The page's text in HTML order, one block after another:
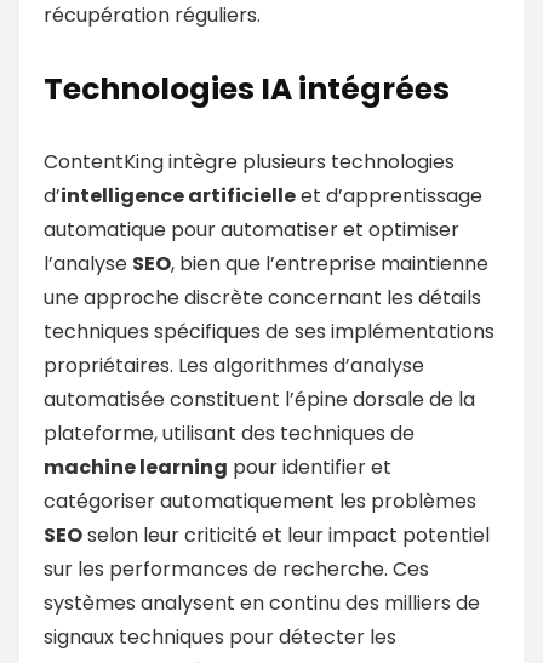
récupération réguliers.
Technologies IA intégrées
ContentKing intègre plusieurs technologies
d’intelligence artificielleet d’apprentissage
automatique pour automatiser et optimiser
l’analyse SEO, bien que l’entreprise maintienne
une approche discrète concernant les détails
techniques spécifiques de ses implémentations
propriétaires. Les algorithmes d’analyse
automatisée constituent l’épine dorsale de la
plateforme, utilisant des techniques de
machine learning pour identifier et
catégoriser automatiquement les problèmes
SEOselon leur criticité et leur impact potentiel
sur les performances de recherche. Ces
systèmes analysent en continu des milliers de
signaux techniques pour détecter les